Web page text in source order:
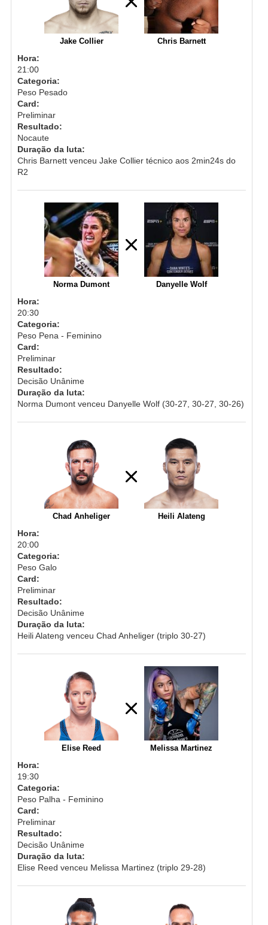
Jake Collier Chris Barnett
Hora:
21:00
Categoria:
Peso Pesado
Card:
Preliminar
Resultado:
Nocaute
Duração da luta:
Chris Barnett venceu Jake Collier técnico aos 2min24s do
R2
Norma Dumont Danyelle Wolf
Hora:
20:30
Categoria:
Peso Pena - Feminino
Card:
Preliminar
Resultado:
Decisão Unânime
Duração da luta:
Norma Dumont venceu Danyelle Wolf (30-27, 30-27, 30-26)
Chad Anheliger Heili Alateng
Hora:
20:00
Categoria:
Peso Galo
Card:
Preliminar
Resultado:
Decisão Unânime
Duração da luta:
Heili Alateng venceu Chad Anheliger (triplo 30-27)
Elise Reed Melissa Martinez
Hora:
19:30
Categoria:
Peso Palha - Feminino
Card:
Preliminar
Resultado:
Decisão Unânime
Duração da luta:
Elise Reed venceu Melissa Martinez (triplo 29-28)